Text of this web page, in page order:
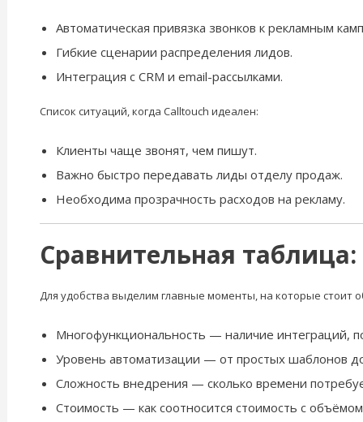
Автоматическая привязка звонков к рекламным
Гибкие сценарии распределения лидов.
Интеграция с CRM и email-рассылками.
Список ситуаций, когда Calltouch идеален:
Клиенты чаще звонят, чем пишут.
Важно быстро передавать лиды отделу продаж.
Необходима прозрачность расходов на рекламу.
Сравнительная
Для удобства выделим главные моменты, на которые стоит
Многофункциональность — наличие интеграций,
Уровень автоматизации — от простых шаблонов
Сложность внедрения — сколько времени
Стоимость — как соотносится стоимость с